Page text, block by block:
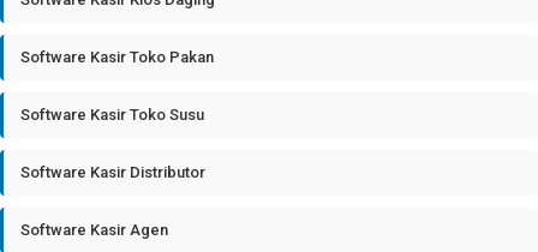
Software Kasir Toko Pakan
Software Kasir Toko Susu
Software Kasir Distributor
Software Kasir Agen